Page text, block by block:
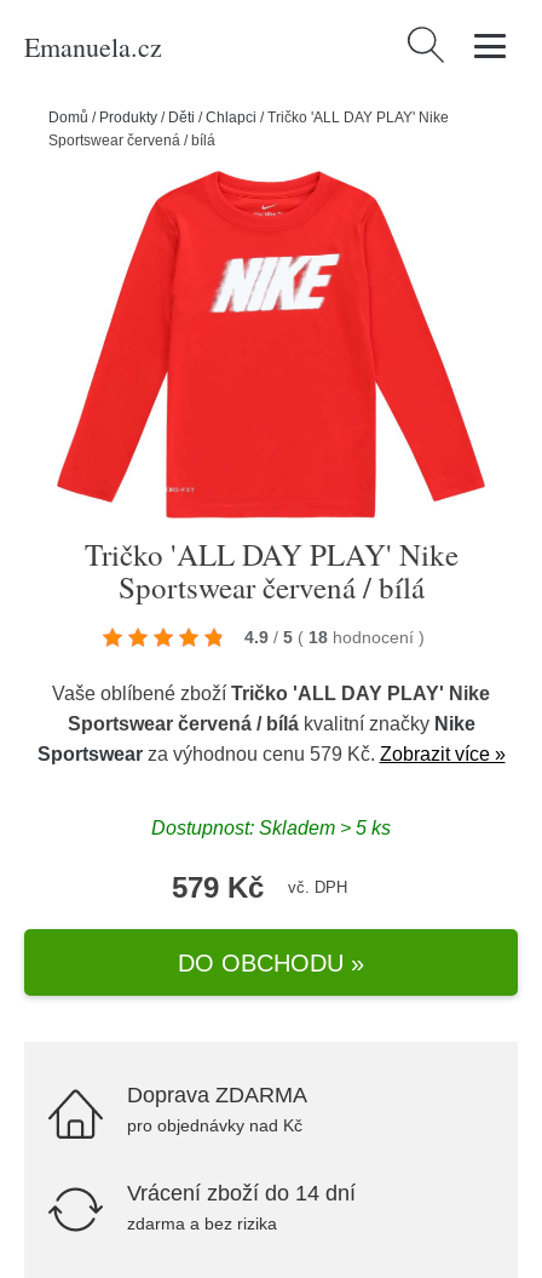
Emanuela.cz Vyhledávání
Domů / Produkty / Děti /Chlapci /Tričko 'ALL DAY PLAY' Nike
Sportswear červená / bílá
Tričko 'ALL DAY PLAY' Nike
Sportswear červená / bílá
4.9 / 5 ( 18 hodnocení )
Vaše oblíbené zboží Tričko 'ALL DAY PLAY' Nike
Sportswear červená / bílákvalitní značky Nike
Sportswearza výhodnou cenu 579 Kč. Zobrazit více »
Dostupnost: Skladem > 5 ks
579 Kč vč. DPH
DO OBCHODU »
Doprava ZDARMA
pro objednávky nad Kč
Vrácení zboží do 14 dní
zdarma a bez rizika